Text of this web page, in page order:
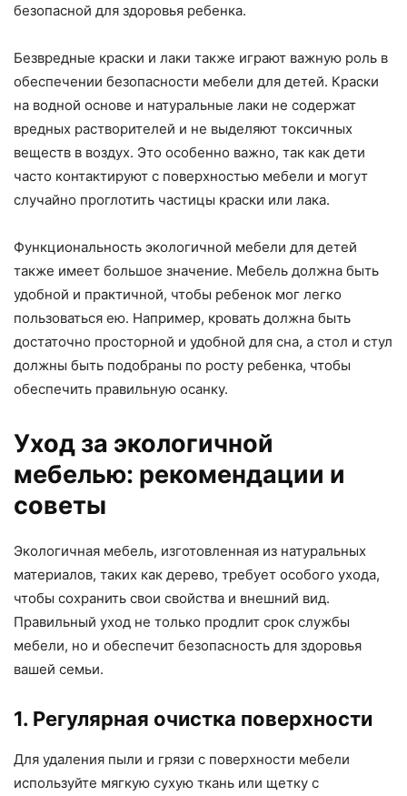
безопасной для здоровья ребенка.
Безвредные краски и лаки также играют важную роль в
обеспечении безопасности мебели для детей. Краски
на водной основе и натуральные лаки не содержат
вредных растворителей и не выделяют токсичных
веществ в воздух. Это особенно важно, так как дети
часто контактируют с поверхностью мебели и могут
случайно проглотить частицы краски или лака.
Функциональность экологичной мебели для детей
также имеет большое значение. Мебель должна быть
удобной и практичной, чтобы ребенок мог легко
пользоваться ею. Например, кровать должна быть
достаточно просторной и удобной для сна, а стол и стул
должны быть подобраны по росту ребенка, чтобы
обеспечить правильную осанку.
Уход за экологичной
мебелью: рекомендации и
советы
Экологичная мебель, изготовленная из натуральных
материалов, таких как дерево, требует особого ухода,
чтобы сохранить свои свойства и внешний вид.
Правильный уход не только продлит срок службы
мебели, но и обеспечит безопасность для здоровья
вашей семьи.
1. Регулярная очистка поверхности
Для удаления пыли и грязи с поверхности мебели
используйте мягкую сухую ткань или щетку с